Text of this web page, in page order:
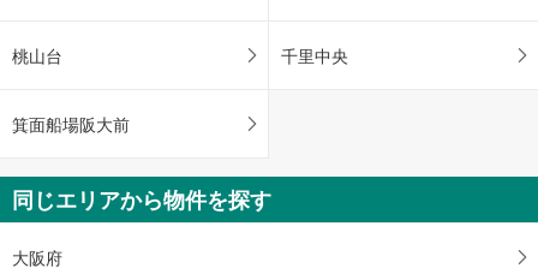
桃山台 千里中央
箕面船場阪大前
同じエリアから物件を探す
大阪府